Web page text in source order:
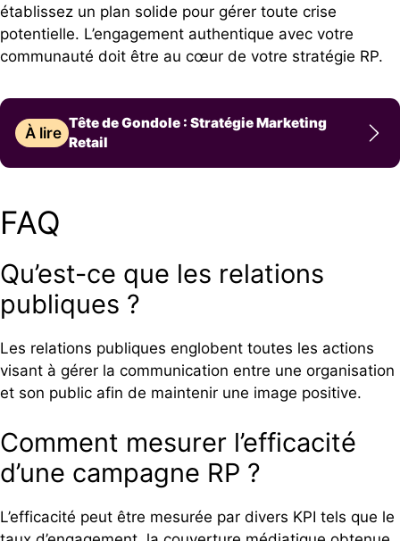
établissez un plan solide pour gérer toute crise
potentielle. L’engagement authentique avec votre
communauté doit être au cœur de votre stratégie RP.
À lire
Tête de Gondole : Stratégie Marketing
Retail
FAQ
Qu’est-ce que les relations
publiques ?
Les relations publiques englobent toutes les actions
visant à gérer la communication entre une organisation
et son public afin de maintenir une image positive.
Comment mesurer l’efficacité
d’une campagne RP ?
L’efficacité peut être mesurée par divers KPI tels que le